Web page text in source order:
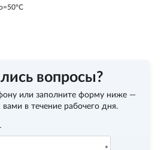
вопросы?
или заполните форму ниже —
в течение рабочего дня.